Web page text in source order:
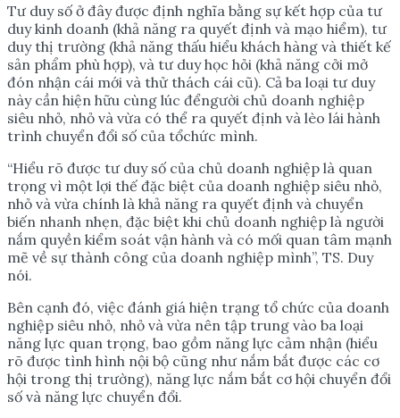
Tư duy số ở đây được định nghĩa bằng sự kết hợp của tư
duy kinh doanh (khả năng ra quyết định và mạo hiểm), tư
duy thị trường (khả năng thấu hiểu khách hàng và thiết kế
sản phẩm phù hợp), và tư duy học hỏi (khả năng cởi mở
đón nhận cái mới và thử thách cái cũ). Cả ba loại tư duy
này cần hiện hữu cùng lúc đểngười chủ doanh nghiệp
siêu nhỏ, nhỏ và vừa có thể ra quyết định và lèo lái hành
trình chuyển đổi số của tổchức mình.
“Hiểu rõ được tư duy số của chủ doanh nghiệp là quan
trọng vì một lợi thế đặc biệt của doanh nghiệp siêu nhỏ,
nhỏ và vừa chính là khả năng ra quyết định và chuyển
biến nhanh nhẹn, đặc biệt khi chủ doanh nghiệp là người
nắm quyền kiểm soát vận hành và có mối quan tâm mạnh
mẽ về sự thành công của doanh nghiệp mình”, TS. Duy
nói.
Bên cạnh đó, việc đánh giá hiện trạng tổ chức của doanh
nghiệp siêu nhỏ, nhỏ và vừa nên tập trung vào ba loại
năng lực quan trọng, bao gồm năng lực cảm nhận (hiểu
rõ được tình hình nội bộ cũng như nắm bắt được các cơ
hội trong thị trường), năng lực nắm bắt cơ hội chuyển đổi
số và năng lực chuyển đổi.